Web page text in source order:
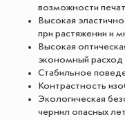
возможности
Высокая
при растяжении и
Высокая
экономный расход
Стабильное
Контрастность
Экологическая
чернил опасных